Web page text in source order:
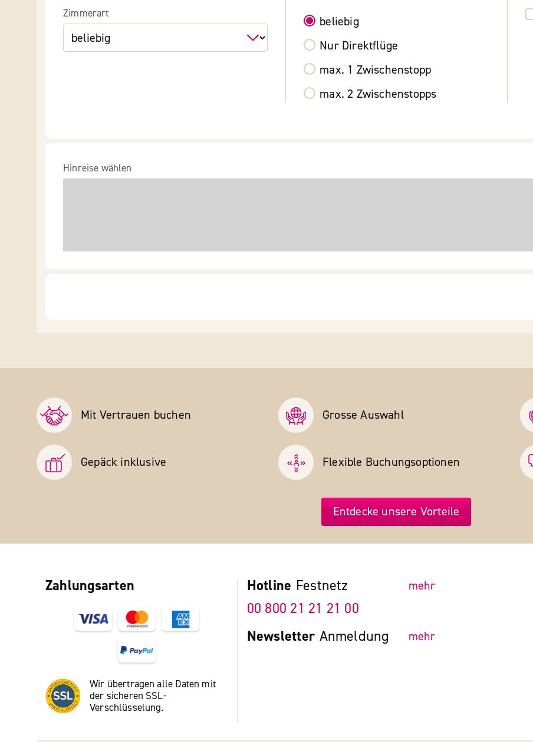
Zimmerart
beliebig
Nur Direktflüge
max. 1 Zwischenstopp
max. 2 Zwischenstopps
Hinreise wählen
Mit Vertrauen buchen Grosse Auswahl
Gepäck inklusive Flexible Buchungs­optionen
Entdecke unsere Vorteile
Zahlungsarten
Wir übertragen alle Daten mit
der sicheren SSL-
Verschlüsselung.
Hotline Festnetz mehr
00 800 21 21 21 00
Newsletter Anmeldung mehr